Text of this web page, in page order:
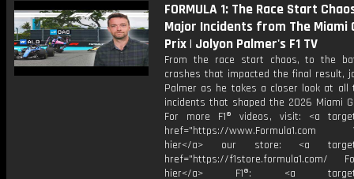
FORMULA 1: The Race Start
Major Incidents from The Miami
Prix | Jolyon Palmer's F1 TV
From the race start chaos, to the
crashes that impacted the final result,
Palmer as he takes a closer look at all
incidents that shaped the 2026 Miami
For more F1® videos, visit: <a
href="https://www.Formula1.com
hier</a> our store: <a
href="https://f1store.formula1.com/
hier</a> F1®: <a